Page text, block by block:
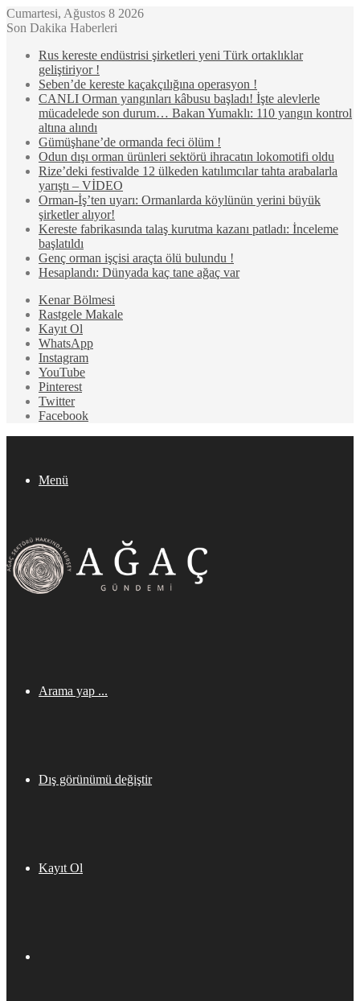
Cumartesi, Ağustos 8 2026
Son Dakika Haberleri
Rus kereste endüstrisi şirketleri yeni Türk ortaklıklar
geliştiriyor !
Seben’de kereste kaçakçılığına operasyon !
CANLI Orman yangınları kâbusu başladı! İşte alevlerle
mücadelede son durum… Bakan Yumaklı: 110 yangın kontrol
altına alındı
Gümüşhane’de ormanda feci ölüm !
Odun dışı orman ürünleri sektörü ihracatın lokomotifi oldu
Rize’deki festivalde 12 ülkeden katılımcılar tahta arabalarla
yarıştı – VİDEO
Orman-İş’ten uyarı: Ormanlarda köylünün yerini büyük
şirketler alıyor!
Kereste fabrikasında talaş kurutma kazanı patladı: İnceleme
başlatıldı
Genç orman işçisi araçta ölü bulundu !
Hesaplandı: Dünyada kaç tane ağaç var
Kenar Bölmesi
Rastgele Makale
Kayıt Ol
WhatsApp
Instagram
YouTube
Pinterest
Twitter
Facebook
Menü
Arama yap ...
Dış görünümü değiştir
Kayıt Ol